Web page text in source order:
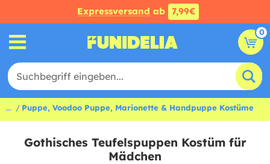
Expressversand ab 7,99€
0
... Puppe, Voodoo Puppe, Marionette & Handpuppe Kostüme
Gothisches Teufelspuppen Kostüm für
Mädchen